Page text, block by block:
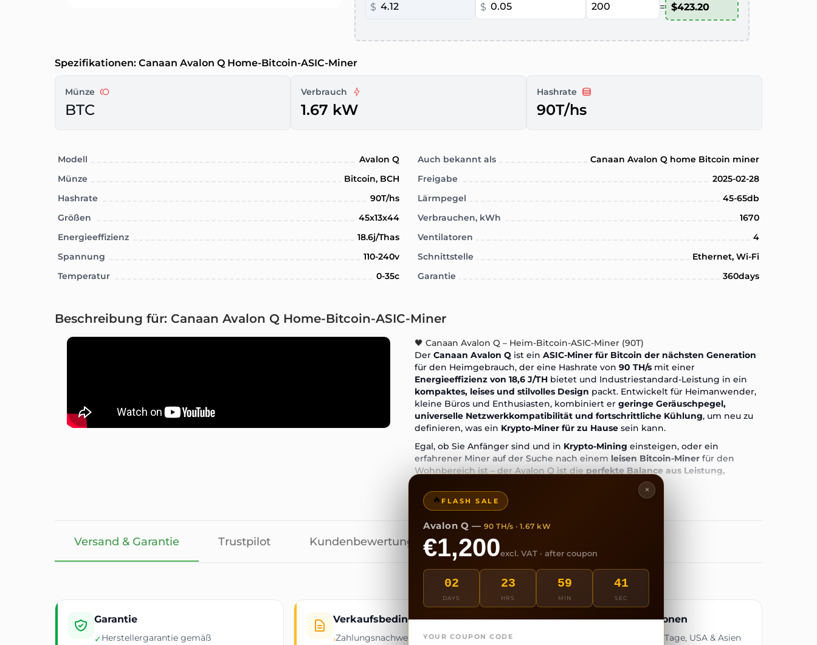
$ $ =
Spezifikationen: Canaan Avalon Q Home-Bitcoin-ASIC-Miner
Münze
BTC
Verbrauch
1.67 kW
Hashrate
90T/hs
Modell Avalon Q Auch bekannt als
Canaan Avalon Q home Bitcoin miner
Münze
Bitcoin, BCH Freigabe
2025-02-28
Hashrate
90T/hs Lärmpegel
45-65db
Größen
45x13x44 Verbrauchen, kWh
1670
Energieeffizienz
18.6j/Thas Ventilatoren
4
Spannung
110-240v Schnittstelle
Ethernet, Wi-Fi
Temperatur
0-35c Garantie 360days
Beschreibung für: Canaan Avalon Q Home-Bitcoin-ASIC-Miner
🖤 Canaan Avalon Q – Heim-Bitcoin-ASIC-Miner (90T)
Der Canaan Avalon Q ist ein ASIC-Miner für Bitcoin der nächsten Generation
für den Heimgebrauch, der eine Hashrate von 90 TH/s mit einer
Energieeffizienz von 18,6 J/TH bietet und Industriestandard-Leistung in ein
kompaktes, leises und stilvolles Design packt. Entwickelt für Heimanwender,
kleine Büros und Enthusiasten, kombiniert er geringe Geräuschpegel,
universelle Netzwerkkompatibilität und fortschrittliche Kühlung, um neu zu
definieren, was ein Krypto-Miner für zu Hause sein kann.
Egal, ob Sie Anfänger sind und in Krypto-Mining einsteigen, oder ein
erfahrener Miner auf der Suche nach einem leisen Bitcoin-Miner für den
Wohnbereich ist – der Avalon Q ist die perfekte Balance aus Leistung,
✅ Hauptmerkmale
Hohe Hashrate:90T ± 5% für wettbewerbsfähiges Bitcoin-Mining
Energieeffizienz:18,6 J/TH für reduzierte Stromkosten
Leiser Betrieb:45–65 dB, ideal für den Heimgebrauch
Universelles Netzteil:1674W, unterstützt 110–240V AC 50/60Hz
Intelligente Kühlung:Fortschrittliches Lüftungsdesign für konstante Leistung
Kompakte Bauweise:455 × 130,5 × 440 mm, passt stilvoll in jedes Setup
Leichtgewichtig:10,5 kg Nettogewicht, einfach zu installieren
Stilvolles Design:Mattschwarz mit leuchtendem rotem Avalon Q LED-
View All
Versand & Garantie Trustpilot Kundenbewertungen
Garantie
✓Herstellergarantie gemäß
Verkaufsbedingungen
›Zahlungsnachweis innerhalb von 24
Versandinformationen
Europa 1–3 Tage, USA & Asien
×
🔥 FLASH SALE
Avalon Q — 90 TH/s · 1.67 kW
€1,200excl. VAT · after coupon
02
DAYS
23
HRS
59
MIN
40
SEC
YOUR COUPON CODE